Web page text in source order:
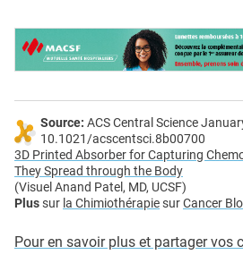
Source: ACS Central Science
10.1021/acscentsci.8b00700
3D Printed Absorber for Capturing
They Spread through the Body
(Visuel Anand Patel, MD, UCSF)
Plussur la ChimiothérapiesurCancer
Pour en savoir plus et partager vos